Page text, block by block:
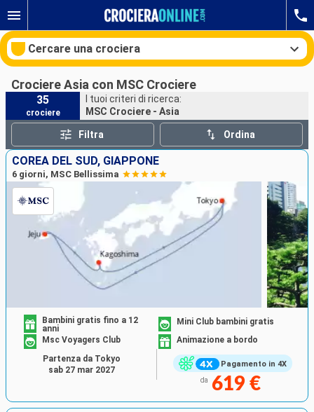
Cercare una crociera
Le nostre destinazioni
Mesi di partenza
Porti Compagnie
Ricerca
Crociere Asia con MSC Crociere
35
crociere
I tuoi criteri di ricerca:
MSC Crociere - Asia
Filtra Ordina
COREA DEL SUD, GIAPPONE
6 giorni, MSC Bellissima
Pagamento in 4X
Bambini gratis fino a 12
anni
Mini Club bambini gratis
Msc Voyagers Club
Animazione a bordo
da 619 €
Partenza da Tokyo
sab 27 mar 2027